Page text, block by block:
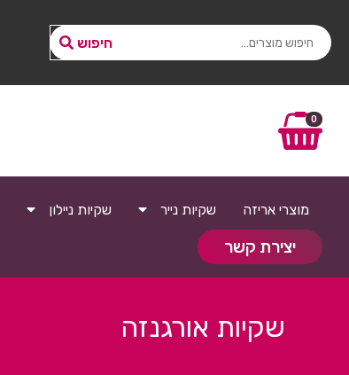
חיפוש
0
מוצרי אריזה שקיות נייר שקיות ניילון
יצירת קשר
שקיות אורגנזה